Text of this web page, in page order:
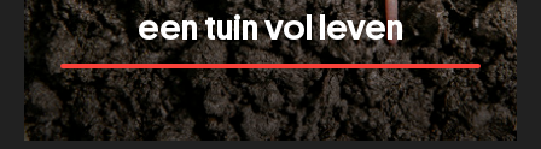
een tuin vol leven
Meer tonenabout